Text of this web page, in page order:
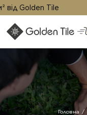
Golden Tile
Головна